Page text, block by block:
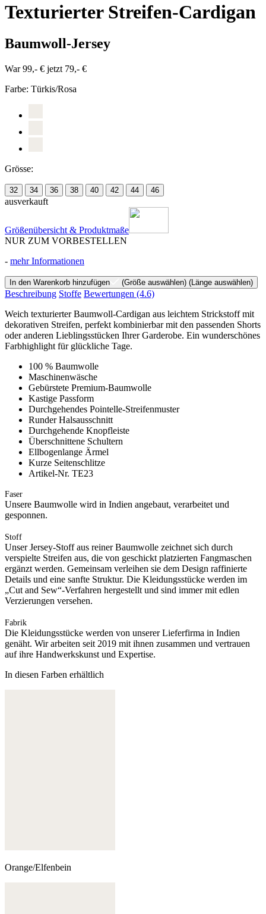
Texturierter Streifen-Cardigan
Baumwoll-Jersey
War 99,- € jetzt 79,- €
Farbe: Türkis/Rosa
Grösse:
32 34 36 38 40 42 44 46
ausverkauft
Größenübersicht & Produktmaße
NUR ZUM VORBESTELLEN
- mehr Informationen
In den Warenkorb hinzufügen (Größe auswählen) (Länge auswählen)
Beschreibung Stoffe Bewertungen (4.6)
Weich texturierter Baumwoll-Cardigan aus leichtem Strickstoff mit
dekorativen Streifen, perfekt kombinierbar mit den passenden Shorts
oder anderen Lieblingsstücken Ihrer Garderobe. Ein wunderschönes
Farbhighlight für glückliche Tage.
100 % Baumwolle
Maschinenwäsche
Gebürstete Premium-Baumwolle
Kastige Passform
Durchgehendes Pointelle-Streifenmuster
Runder Halsausschnitt
Durchgehende Knopfleiste
Überschnittene Schultern
Ellbogenlange Ärmel
Kurze Seitenschlitze
Artikel-Nr. TE23
Faser
Unsere Baumwolle wird in Indien angebaut, verarbeitet und
gesponnen.
Stoff
Unser Jersey-Stoff aus reiner Baumwolle zeichnet sich durch
verspielte Streifen aus, die von geschickt platzierten Fangmaschen
ergänzt werden. Gemeinsam verleihen sie dem Design raffinierte
Details und eine sanfte Struktur. Die Kleidungsstücke werden im
„Cut and Sew“-Verfahren hergestellt und sind immer mit edlen
Verzierungen versehen.
Fabrik
Die Kleidungsstücke werden von unserer Lieferfirma in Indien
genäht. Wir arbeiten seit 2019 mit ihnen zusammen und vertrauen
auf ihre Handwerkskunst und Expertise.
In diesen Farben erhältlich
Orange/Elfenbein